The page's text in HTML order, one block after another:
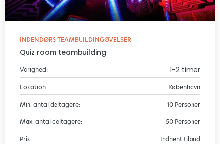
INDENDØRS TEAMBUILDINGØVELSER
Quiz room teambuilding
Varighed: 1-2 timer
Lokation: København
Min. antal deltagere: 10 Personer
Max. antal deltagere: 50 Personer
Pris: Indhent tilbud